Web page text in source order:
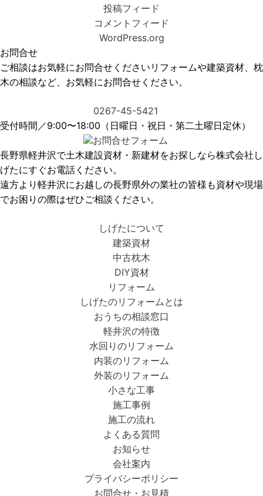
投稿フィード
コメントフィード
WordPress.org
お問合せ
ご相談はお気軽にお問合せください リフォームや建築資材、枕
木の相談など、お気軽にお問合せください。
0267-45-5421
受付時間／9:00〜18:00（日曜日・祝日・第二土曜日定休）
お問合せフォーム
長野県軽井沢で土木建設資材・新建材をお探しなら株式会社し
げたにすぐお電話ください。
遠方より軽井沢にお越しの長野県外の業社の皆様も資材や現場
でお困りの際はぜひご相談ください。
しげたについて
建築資材
中古枕木
DIY資材
リフォーム
しげたのリフォームとは
おうちの相談窓口
軽井沢の特徴
水回りのリフォーム
内装のリフォーム
外装のリフォーム
小さな工事
施工事例
施工の流れ
よくある質問
お知らせ
会社案内
プライバシーポリシー
お問合せ・お見積